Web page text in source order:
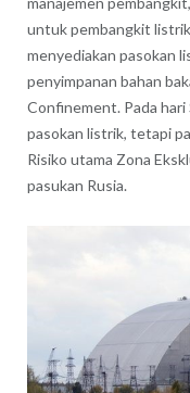
untuk pembangkit
menyediakan pasokan
penyimpanan bahan
Confinement. Pada
pasokan listrik, tetapi
Risiko utama Zona
pasukan Rusia.